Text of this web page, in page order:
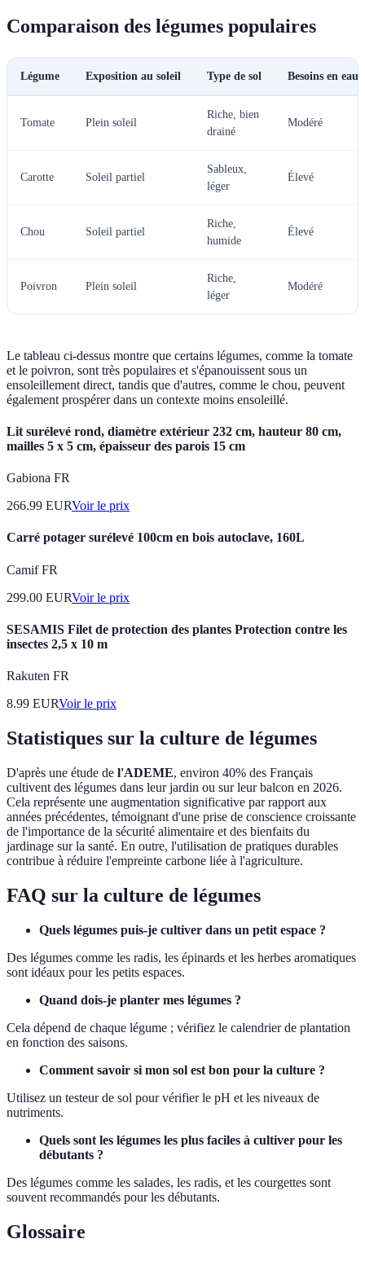
Comparaison des légumes populaires
Légume Exposition au soleil Type de sol Besoins en eau
Tomate Plein soleil
Riche, bien
drainé
Modéré
Carotte Soleil partiel
Sableux,
léger
Élevé
Chou Soleil partiel
Riche,
humide
Élevé
Poivron Plein soleil
Riche,
léger
Modéré
Le tableau ci-dessus montre que certains légumes, comme la tomate
et le poivron, sont très populaires et s'épanouissent sous un
ensoleillement direct, tandis que d'autres, comme le chou, peuvent
également prospérer dans un contexte moins ensoleillé.
Lit surélevé rond, diamètre extérieur 232 cm, hauteur 80 cm,
mailles 5 x 5 cm, épaisseur des parois 15 cm
Gabiona FR
266.99 EURVoir le prix
Carré potager surélevé 100cm en bois autoclave, 160L
Camif FR
299.00 EURVoir le prix
SESAMIS Filet de protection des plantes Protection contre les
insectes 2,5 x 10 m
Rakuten FR
8.99 EURVoir le prix
Statistiques sur la culture de légumes
D'après une étude de l'ADEME, environ 40% des Français
cultivent des légumes dans leur jardin ou sur leur balcon en 2026.
Cela représente une augmentation significative par rapport aux
années précédentes, témoignant d'une prise de conscience croissante
de l'importance de la sécurité alimentaire et des bienfaits du
jardinage sur la santé. En outre, l'utilisation de pratiques durables
contribue à réduire l'empreinte carbone liée à l'agriculture.
FAQ sur la culture de légumes
Quels légumes puis-je cultiver dans un petit espace ?
Des légumes comme les radis, les épinards et les herbes aromatiques
sont idéaux pour les petits espaces.
Quand dois-je planter mes légumes ?
Cela dépend de chaque légume ; vérifiez le calendrier de plantation
en fonction des saisons.
Comment savoir si mon sol est bon pour la culture ?
Utilisez un testeur de sol pour vérifier le pH et les niveaux de
nutriments.
Quels sont les légumes les plus faciles à cultiver pour les
débutants ?
Des légumes comme les salades, les radis, et les courgettes sont
souvent recommandés pour les débutants.
Glossaire